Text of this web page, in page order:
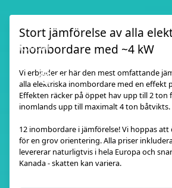
Kontakt
SE
Stort jämförelse av alla
inombordare med ~4 kW
Vi erbjuder er här den mest omfattande
alla elektriska inombordare med en effekt
Effekten räcker på öppet hav upp till 2 ton
inomlands upp till maximalt 4 ton båtvikts.
12 inombordare i jämförelse! Vi hoppas
för en grov orientering. Alla priser
levererar naturligtvis i hela Europa och
Kanada - skatten kan variera.